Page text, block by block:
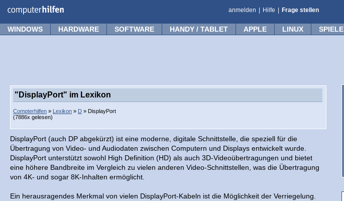
anmelden Hilfe Frage stellen
WINDOWS HARDWARE SOFTWARE HANDY / TABLET APPLE LINUX SPIELE
"DisplayPort" im Lexikon
Compterhilfen » Lexikon » D » DisplayPort
(7886x gelesen)
DisplayPort (auch DP abgekürzt) ist eine moderne, digitale Schnittstelle, die speziell für die
Übertragung von Video- und Audiodaten zwischen Computern und Displays entwickelt wurde.
DisplayPort unterstützt sowohl High Definition (HD) als auch 3D-Videoübertragungen und bietet
eine höhere Bandbreite im Vergleich zu vielen anderen Video-Schnittstellen, was die Übertragung
von 4K- und sogar 8K-Inhalten ermöglicht.
Ein herausragendes Merkmal von vielen DisplayPort-Kabeln ist die Möglichkeit der Verriegelung.